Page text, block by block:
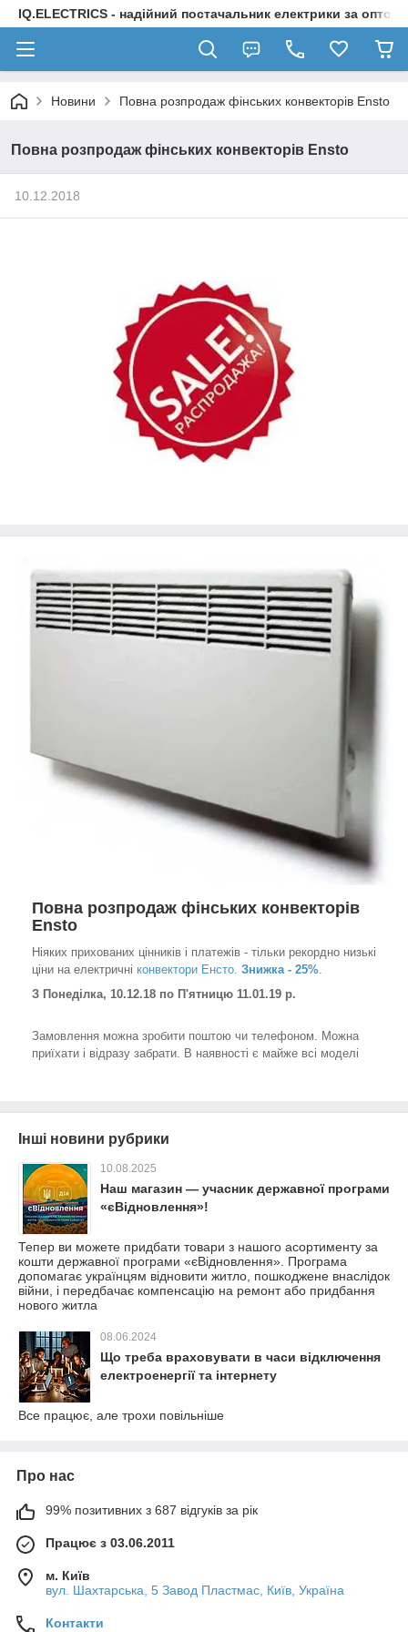
IQ.ELECTRICS - надійний постачальник електрики за
Новини Повна розпродаж фінських конвекторів Ensto
Повна розпродаж фінських конвекторів Ensto
10.12.2018
Повна розпродаж фінських конвекторів
Ensto
Ніяких прихованих цінників і платежів - тільки рекордно низькі
ціни на електричні конвектори Енсто. Знижка - 25%.
З Понеділка, 10.12.18 по П'ятницю 11.01.19 р.
Замовлення можна зробити поштою чи телефоном. Можна
приїхати і відразу забрати. В наявності є майже всі моделі
Інші новини рубрики
10.08.2025
Наш магазин — учасник державної програми
«єВідновлення»!
Тепер ви можете придбати товари з нашого асортименту за
кошти державної програми «єВідновлення». Програма
допомагає українцям відновити житло, пошкоджене внаслідок
війни, і передбачає компенсацію на ремонт або придбання
нового житла
08.06.2024
Що треба враховувати в часи відключення
електроенергії та інтернету
Все працює, але трохи повільніше
Про нас
99% позитивних з 687 відгуків за рік
Працює з 03.06.2011
м. Київ
вул. Шахтарська, 5 Завод Пластмас, Київ, Україна
Контакти